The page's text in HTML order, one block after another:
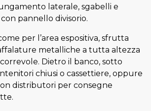
laterale, sgabelli e
pannello divisorio.
per l’area espositiva, sfrutta
metalliche a tutta altezza
Dietro il banco, sotto
chiusi o cassettiere, oppure
distributori per consegne